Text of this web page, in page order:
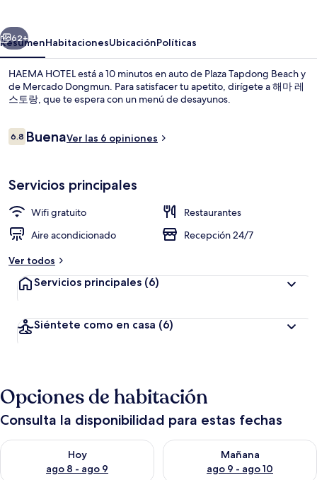
Siguiente
62+
ResumenHabitacionesUbicaciónPolíticas
HAEMA HOTEL está a 10 minutos en auto de Plaza Tapdong Beach y
de Mercado Dongmun. Para satisfacer tu apetito, dirígete a 해마 레
스토랑, que te espera con un menú de desayunos.
Opiniones
6.86.8 de 10,
BuenaVer las 6 opiniones
Servicios principales
Wifi gratuito
Restaurantes
Aire acondicionado
Recepción 24/7
Ver todos
Servicios principales (6)
Siéntete como en casa (6)
Opciones de habitación
Consulta la disponibilidad para estas fechas
Hoy
ago 8 - ago 9
Consulta la disponibilidad para hoy ago 8 - ago 9
Mañana
ago 9 - ago 10
Consulta la disponibilidad